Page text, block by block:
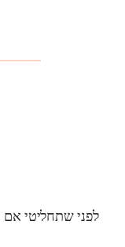
לפני שתחליטי אם